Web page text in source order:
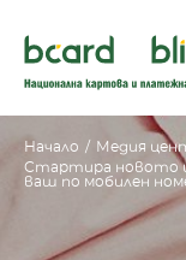
Начало / Медия
Стартира новото
ваш по мобилен